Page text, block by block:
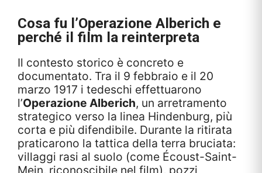
Cosa fu l’Operazione Alberich e
perché il film la reinterpreta
Il contesto storico è concreto e
documentato. Tra il 9 febbraio e il 20
marzo 1917 i tedeschi effettuarono
l’Operazione Alberich, un arretramento
strategico verso la linea Hindenburg, più
corta e più difendibile. Durante la ritirata
praticarono la tattica della terra bruciata:
villaggi rasi al suolo (come Écoust-Saint-
Mein, riconoscibile nel film), pozzi